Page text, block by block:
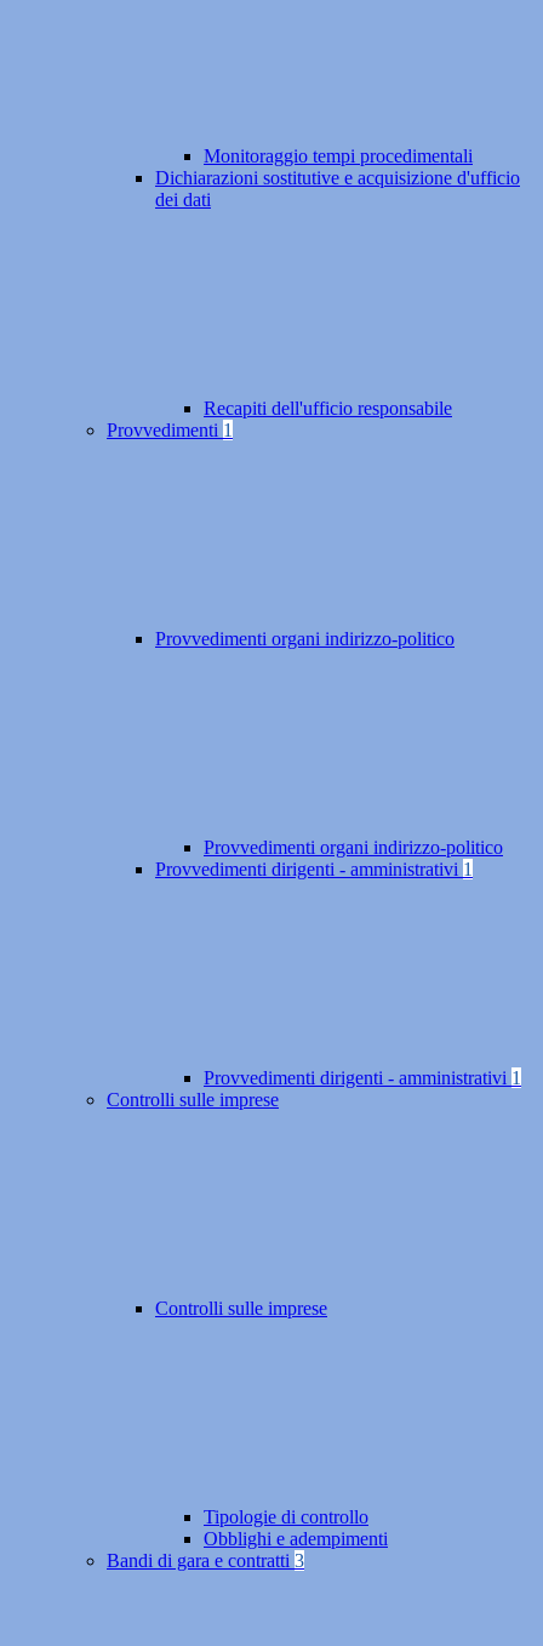
Monitoraggio tempi procedimentali
Dichiarazioni sostitutive e acquisizione d'ufficio
dei dati
Recapiti dell'ufficio responsabile
Provvedimenti 1
Provvedimenti organi indirizzo-politico
Provvedimenti organi indirizzo-politico
Provvedimenti dirigenti - amministrativi 1
Provvedimenti dirigenti - amministrativi 1
Controlli sulle imprese
Controlli sulle imprese
Tipologie di controllo
Obblighi e adempimenti
Bandi di gara e contratti 3